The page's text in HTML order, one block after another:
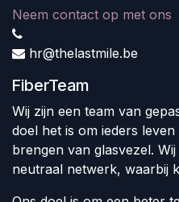
Neem contact op met ons
hr@thelastmile.be
FiberTeam
Wij zijn een team van
doel het is om ieders
brengen van glasvezel.
neutraal netwerk, waarbij